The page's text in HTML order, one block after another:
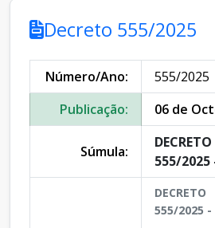
Decreto 555/2025
Número/Ano:
555/2025
Publicação:
06 de
Súmula:
555/2025
555/2025 -